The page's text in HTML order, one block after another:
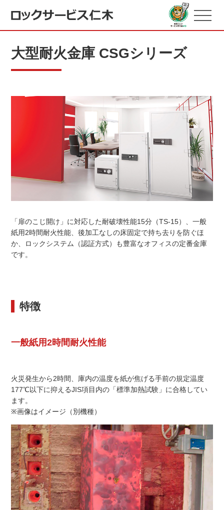
大型耐火金庫 CSGシリーズ
「扉のこじ開け」に対応した耐破壊性能15分（TS-15）、一般
紙用2時間耐火性能、後加工なしの床固定で持ち去りを防ぐほ
か、ロックシステム（認証方式）も豊富なオフィスの定番金庫
です。
特徴
一般紙用2時間耐火性能
火災発生から2時間、庫内の温度を紙が焦げる手前の規定温度
177℃以下に抑えるJIS項目内の「標準加熱試験」に合格してい
ます。
※画像はイメージ（別機種）